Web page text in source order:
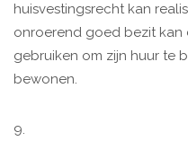
huisvestingsrecht kan
onroerend goed bezit kan
gebruiken om zijn huur te
bewonen.
9.